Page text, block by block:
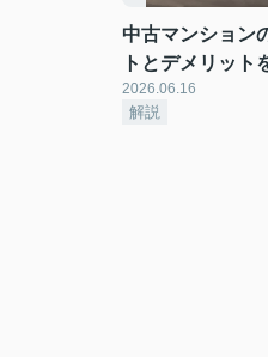
中古マンション
トとデメリット
2026.06.16
解説